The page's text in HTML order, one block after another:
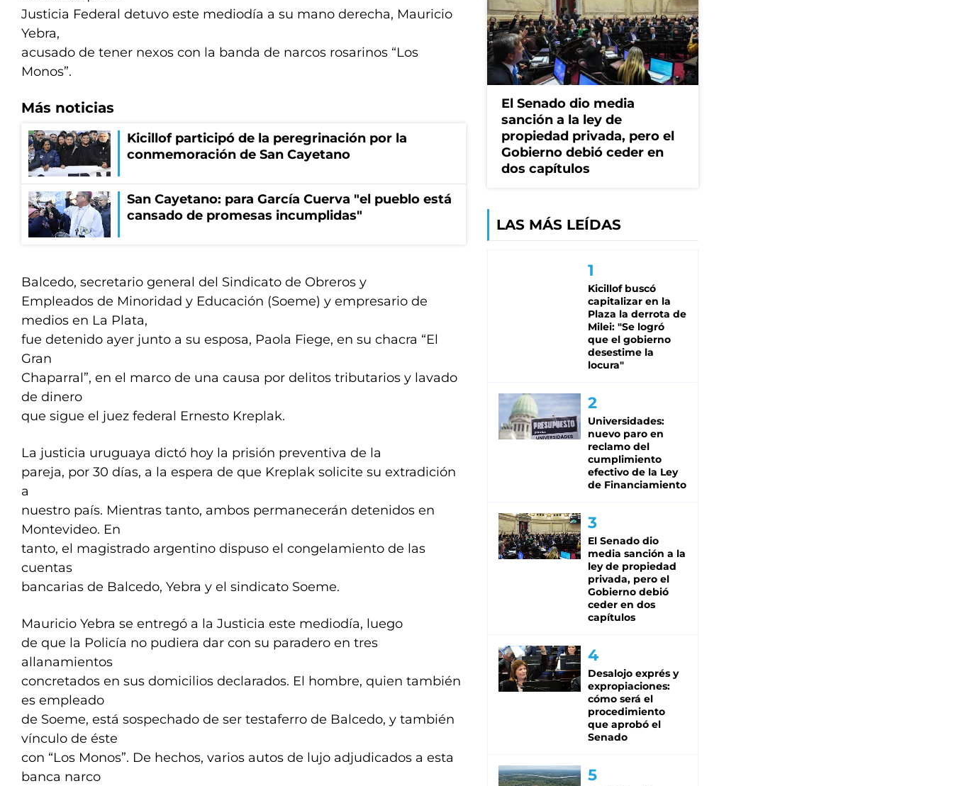
Justicia Federal detuvo este mediodía a su mano derecha, Mauricio
Yebra,
acusado de tener nexos con la banda de narcos rosarinos “Los
Monos”.
Más noticias
Kicillof participó de la peregrinación por la
conmemoración de San Cayetano
San Cayetano: para García Cuerva "el pueblo está
cansado de promesas incumplidas"
Balcedo, secretario general del Sindicato de Obreros y
Empleados de Minoridad y Educación (Soeme) y empresario de
medios en La Plata,
fue detenido ayer junto a su esposa, Paola Fiege, en su chacra “El
Gran
Chaparral”, en el marco de una causa por delitos tributarios y lavado
de dinero
que sigue el juez federal Ernesto Kreplak.
La justicia uruguaya dictó hoy la prisión preventiva de la
pareja, por 30 días, a la espera de que Kreplak solicite su extradición
a
nuestro país. Mientras tanto, ambos permanecerán detenidos en
Montevideo. En
tanto, el magistrado argentino dispuso el congelamiento de las
cuentas
bancarias de Balcedo, Yebra y el sindicato Soeme.
Mauricio Yebra se entregó a la Justicia este mediodía, luego
de que la Policía no pudiera dar con su paradero en tres
allanamientos
concretados en sus domicilios declarados. El hombre, quien también
es empleado
de Soeme, está sospechado de ser testaferro de Balcedo, y también
vínculo de éste
con “Los Monos”. De hechos, varios autos de lujo adjudicados a esta
banca narco
El Senado dio media
sanción a la ley de
propiedad privada, pero el
Gobierno debió ceder en
dos capítulos
LAS MÁS LEÍDAS
Kicillof buscó
capitalizar en la
Plaza la derrota de
Milei: "Se logró
que el gobierno
desestime la
locura"
Universidades:
nuevo paro en
reclamo del
cumplimiento
efectivo de la Ley
de Financiamiento
El Senado dio
media sanción a la
ley de propiedad
privada, pero el
Gobierno debió
ceder en dos
capítulos
Desalojo exprés y
expropiaciones:
cómo será el
procedimiento
que aprobó el
Senado